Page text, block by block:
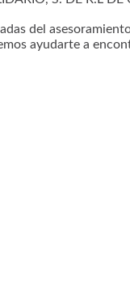
del
ayudarte a